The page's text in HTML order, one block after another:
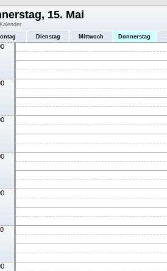
15. Mai
Dienstag Mittwoch Donnerstag